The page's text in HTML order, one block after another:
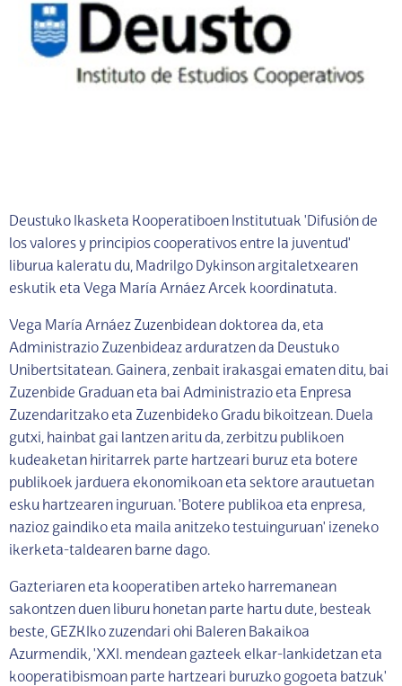
Deustuko Ikasketa Kooperatiboen Institutuak 'Difusión de
los valores y principios cooperativos entre la juventud'
liburua kaleratu du, Madrilgo Dykinson argitaletxearen
eskutik eta Vega María Arnáez Arcek koordinatuta.
Vega María Arnáez Zuzenbidean doktorea da, eta
Administrazio Zuzenbideaz arduratzen da Deustuko
Unibertsitatean. Gainera, zenbait irakasgai ematen ditu, bai
Zuzenbide Graduan eta bai Administrazio eta Enpresa
Zuzendaritzako eta Zuzenbideko Gradu bikoitzean. Duela
gutxi, hainbat gai lantzen aritu da, zerbitzu publikoen
kudeaketan hiritarrek parte hartzeari buruz eta botere
publikoek jarduera ekonomikoan eta sektore arautuetan
esku hartzearen inguruan. 'Botere publikoa eta enpresa,
nazioz gaindiko eta maila anitzeko testuinguruan' izeneko
ikerketa-taldearen barne dago.
Gazteriaren eta kooperatiben arteko harremanean
sakontzen duen liburu honetan parte hartu dute, besteak
beste, GEZKIko zuzendari ohi Baleren Bakaikoa
Azurmendik, 'XXI. mendean gazteek elkar-lankidetzan eta
kooperatibismoan parte hartzeari buruzko gogoeta batzuk'